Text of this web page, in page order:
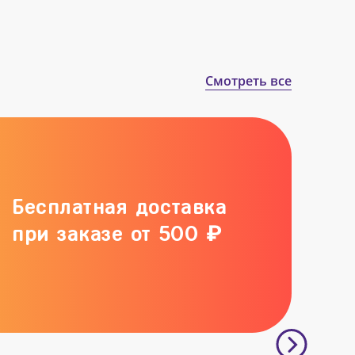
Смотреть все
Бесплатная доставка
при заказе от 500 ₽